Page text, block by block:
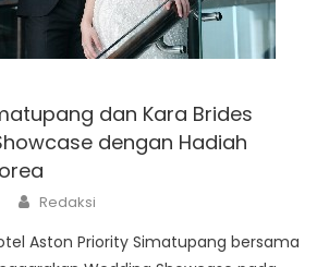
dan Kara Brides
dengan Hadiah
Author
Redaksi
Aston Priority Simatupang bersama